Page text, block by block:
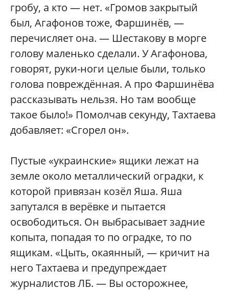
гробу, а кто — нет. «Громов закрытый
был, Агафонов тоже, Фаршинёв, —
перечисляет она. — Шестакову в морге
голову маленько сделали. У Агафонова,
говорят, руки-ноги целые были, только
голова повреждённая. А про Фаршинёва
рассказывать нельзя. Но там вообще
такое было!» Помолчав секунду, Тахтаева
добавляет: «Сгорел он».
Пустые «украинские» ящики лежат на
земле около металлический оградки, к
которой привязан козёл Яша. Яша
запутался в верёвке и пытается
освободиться. Он выбрасывает задние
копыта, попадая то по оградке, то по
ящикам. «Цыть, окаянный, — кричит на
него Тахтаева и предупреждает
журналистов ЛБ. — Вы осторожнее,